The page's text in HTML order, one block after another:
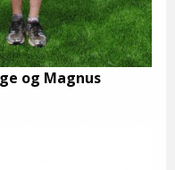
og Magnus